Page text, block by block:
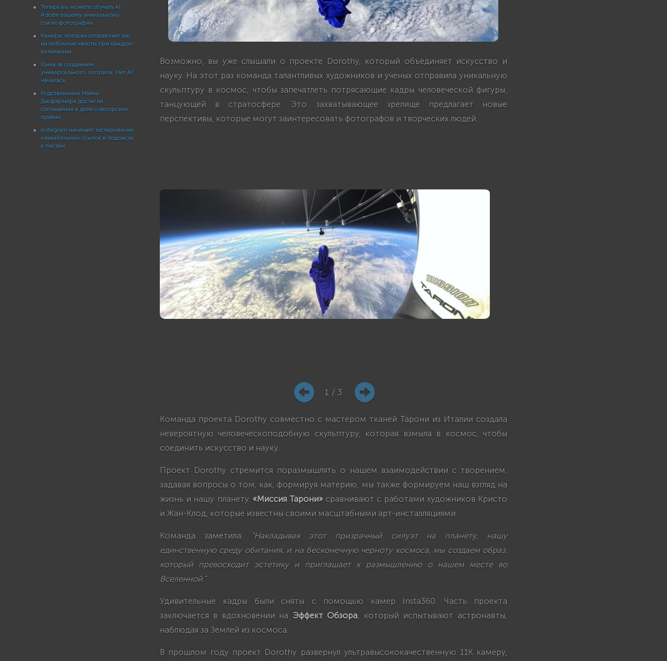
Теперь вы можете обучать AI
Adobe вашему уникальному
стилю фотографии
Камера, которая отправляет вас
на побочные квесты при каждом
включении
Гонка за созданием
универсального логотипа 'Нет AI'
началась
Родственники Майка
Дисфармера достигли
соглашения в деле о авторских
правах
Instagram начинает тестирование
кликабельных ссылок в подписях
к постам
Возможно, вы уже слышали о проекте Dorothy, который объединяет искусство и
науку. На этот раз команда талантливых художников и ученых отправила уникальную
скульптуру в космос, чтобы запечатлеть потрясающие кадры человеческой фигуры,
танцующей в стратосфере. Это захватывающее зрелище предлагает новые
перспективы, которые могут заинтересовать фотографов и творческих людей.
1 / 3
Команда проекта Dorothy совместно с мастером тканей Тарони из Италии создала
невероятную человеческоподобную скульптуру, которая взмыла в космос, чтобы
соединить искусство и науку.
Проект Dorothy стремится поразмышлять о нашем взаимодействии с творением,
задавая вопросы о том, как, формируя материю, мы также формируем наш взгляд на
жизнь и нашу планету. «Миссия Тарони»сравнивают с работами художников Кристо
и Жан-Клод, которые известны своими масштабными арт-инсталляциями.
Команда заметила:
“Накладывая этот призрачный силуэт на планету, нашу
единственную среду обитания, и на бесконечную черноту космоса, мы создаем образ,
который превосходит эстетику и приглашает к размышлению о нашем месте во
Вселенной.”
Удивительные кадры были сняты с помощью камер Insta360. Часть проекта
заключается в вдохновении на Эффект Обзора, который испытывают астронавты,
наблюдая за Землей из космоса.
В прошлом году проект Dorothy развернул ультравысококачественную 11K камеру,